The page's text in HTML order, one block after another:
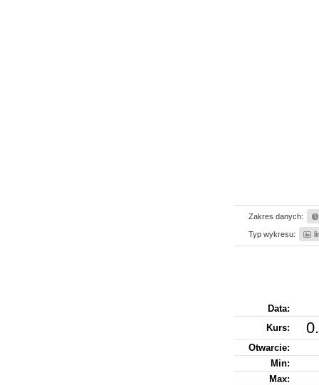
Zakres danych:
Typ wykresu:
Data:
Kurs:
Otwarcie:
Min:
Max: